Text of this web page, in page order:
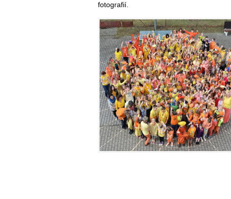
fotografií.